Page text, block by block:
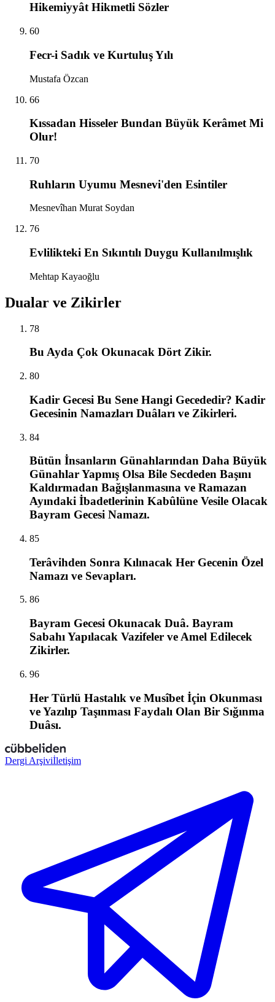
Hikemiyyât Hikmetli Sözler
60
Fecr-i Sadık ve Kurtuluş Yılı
Mustafa Özcan
66
Kıssadan Hisseler Bundan Büyük Kerâmet Mi
Olur!
70
Ruhların Uyumu Mesnevi'den Esintiler
Mesnevîhan Murat Soydan
76
Evlilikteki En Sıkıntılı Duygu Kullanılmışlık
Mehtap Kayaoğlu
Dualar ve Zikirler
78
Bu Ayda Çok Okunacak Dört Zikir.
80
Kadir Gecesi Bu Sene Hangi Gecededir? Kadir
Gecesinin Namazları Duâları ve Zikirleri.
84
Bütün İnsanların Günahlarından Daha Büyük
Günahlar Yapmış Olsa Bile Secdeden Başını
Kaldırmadan Bağışlanmasına ve Ramazan
Ayındaki İbadetlerinin Kabûlüne Vesile Olacak
Bayram Gecesi Namazı.
85
Terâvihden Sonra Kılınacak Her Gecenin Özel
Namazı ve Sevapları.
86
Bayram Gecesi Okunacak Duâ. Bayram
Sabahı Yapılacak Vazifeler ve Amel Edilecek
Zikirler.
96
Her Türlü Hastalık ve Musîbet İçin Okunması
ve Yazılıp Taşınması Faydalı Olan Bir Sığınma
Duâsı.
Dergi Arşiviİletişim